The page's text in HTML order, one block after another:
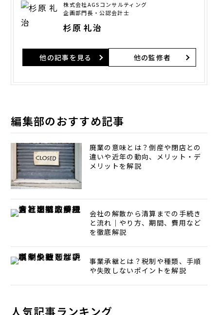
株式会社AGSコンサルティング
企画部門長・公認会計士
杉原 礼治
他の記事を見る 他の監修者
編集部のおすすめ記事
廃業の意味とは？倒産や閉店との
違いや近年の動向、メリット・デ
メリットを解説
会社の解散から清算までの手続き
と流れ｜やり方、期間、費用など
を徹底解説
事業承継とは？税制や種類、手順
や失敗しないポイントを解説
人気記事ランキング